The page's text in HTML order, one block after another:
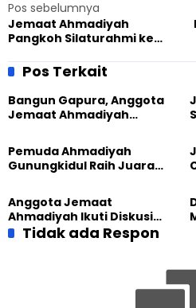
Pos sebelumnya
Jemaat Ahmadiyah
Pangkoh Silaturahmi ke
Pos Terkait
Bangun Gapura, Anggota
Jemaat Ahmadiyah
Sambut HUT RI ke-81
Pemuda Ahmadiyah
Gunungkidul Raih Juara
Anggota Jemaat
Ahmadiyah Ikuti Diskusi
Pluralisme di Yogyakarta
Tidak ada Respon